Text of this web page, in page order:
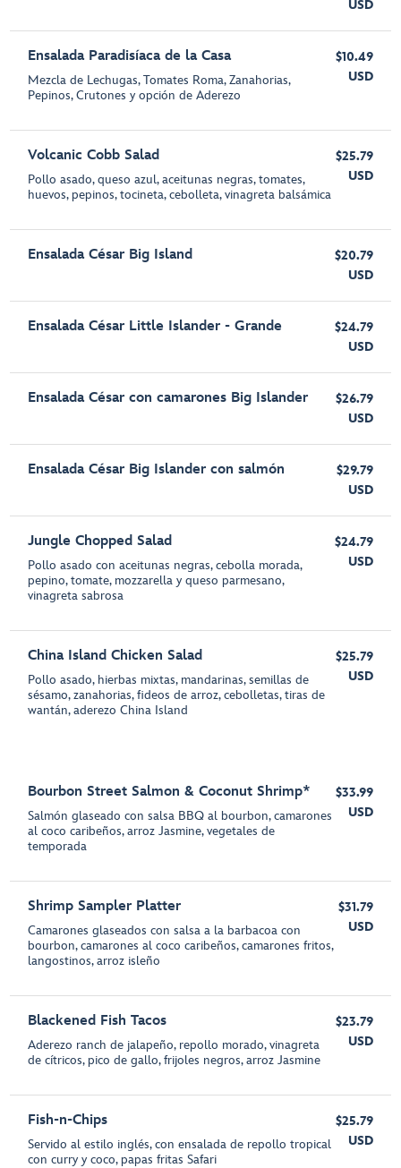
USD
Ensalada Paradisíaca de la Casa
Mezcla de Lechugas, Tomates Roma, Zanahorias,
Pepinos, Crutones y opción de Aderezo
$10.49
USD
Volcanic Cobb Salad
Pollo asado, queso azul, aceitunas negras, tomates,
huevos, pepinos, tocineta, cebolleta, vinagreta balsámica
$25.79
USD
Ensalada César Big Island
$20.79
USD
Ensalada César Little Islander - Grande
$24.79
USD
Ensalada César con camarones Big Islander
$26.79
USD
Ensalada César Big Islander con salmón
$29.79
USD
Jungle Chopped Salad
Pollo asado con aceitunas negras, cebolla morada,
pepino, tomate, mozzarella y queso parmesano,
vinagreta sabrosa
$24.79
USD
China Island Chicken Salad
Pollo asado, hierbas mixtas, mandarinas, semillas de
sésamo, zanahorias, fideos de arroz, cebolletas, tiras de
wantán, aderezo China Island
$25.79
USD
Bourbon Street Salmon & Coconut Shrimp*
Salmón glaseado con salsa BBQ al bourbon, camarones
al coco caribeños, arroz Jasmine, vegetales de
temporada
$33.99
USD
Shrimp Sampler Platter
Camarones glaseados con salsa a la barbacoa con
bourbon, camarones al coco caribeños, camarones fritos,
langostinos, arroz isleño
$31.79
USD
Blackened Fish Tacos
Aderezo ranch de jalapeño, repollo morado, vinagreta
de cítricos, pico de gallo, frijoles negros, arroz Jasmine
$23.79
USD
Fish-n-Chips
Servido al estilo inglés, con ensalada de repollo tropical
con curry y coco, papas fritas Safari
$25.79
USD